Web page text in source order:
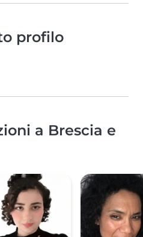
profilo
a Brescia e